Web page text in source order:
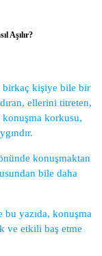
Aşılır?
birkaç kişiye bile bir
ellerini titreten,
konuşma korkusu,
konuşmaktan
bile daha
bu yazıda, konuşma
ve etkili baş etme